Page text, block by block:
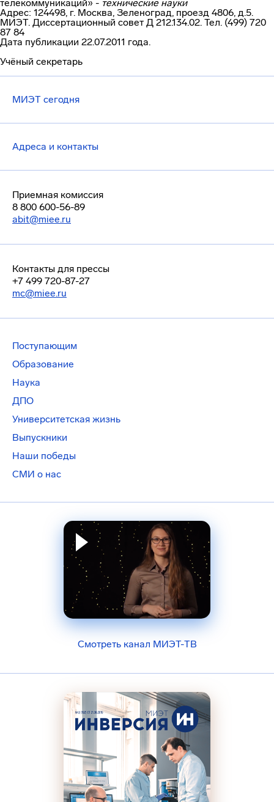
телекоммуникаций» - технические науки
Адрес: 124498, г. Москва, Зеленоград, проезд 4806, д.5.
МИЭТ. Диссертационный совет Д 212.134.02. Тел. (499) 720
87 84
Дата публикации 22.07.2011 года.
Учёный секретарь
МИЭТ сегодня
Адреса и контакты
Приемная комиссия
8 800 600-56-89
abit@miee.ru
Контакты для прессы
+7 499 720-87-27
mc@miee.ru
Поступающим
Образование
Наука
ДПО
Университетская жизнь
Выпускники
Наши победы
СМИ о нас
Смотреть канал МИЭТ-ТВ